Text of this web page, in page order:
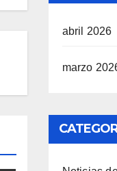
abril 2026
marzo